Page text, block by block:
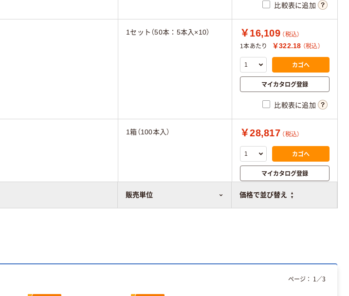
販売単位 価格で並び替え
比較表に追加
1セット（50本：5本入×10） ￥16,109 （税込）
1本あたり
￥322.18 （税込）
カゴへ
マイカタログ登録
比較表に追加
1箱（100本入） ￥28,817 （税込）
カゴへ
マイカタログ登録
比較表に追加
ページ： 1 ／3